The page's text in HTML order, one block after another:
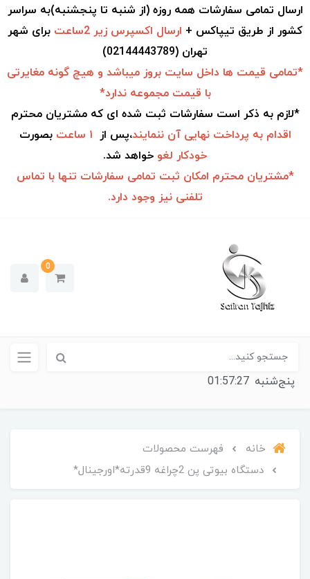
ارسال تمامی سفارشات همه روزه (از شنبه تا پنجشنبه)به سراسر
کشور از طریق تیپاکس + ارسال اکسپرس زیر 2ساعت
برای شهر
تهران (02144443789)
*تمامی قیمت ها داخل سایت بروز میباشد و هیچ گونه مغایرتی
با قیمت مجموعه ندارد*
*لازم به ذکر است سفارشات ثبت شده ای که مشتریان محترم
اقدام به پرداخت نهایی آن ننمایند،پس از
بصورت
خودکار لغو خواهد شد.
*مشتریان محترم امکان ثبت تمامی سفارشات تنها با تماس
تلفنی نیز وجود دارد.
0
پنج‌شنبه 01:57:27
خانه
فهرست محصولات
دستگاه بیوتی پن 2چراغه 9قدرته*اورجینال*